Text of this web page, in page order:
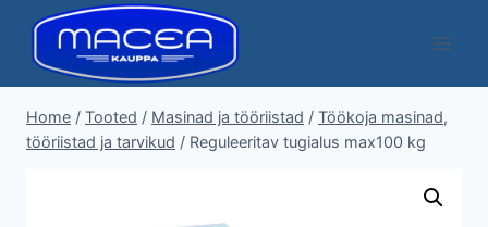
content
Home / Tooted / Masinad ja tööriistad / Töökoja masinad,
tööriistad ja tarvikud / Reguleeritav tugialus max100 kg